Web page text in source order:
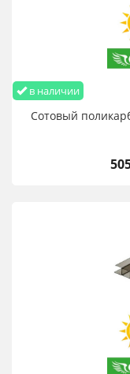
в наличии
Сотовый